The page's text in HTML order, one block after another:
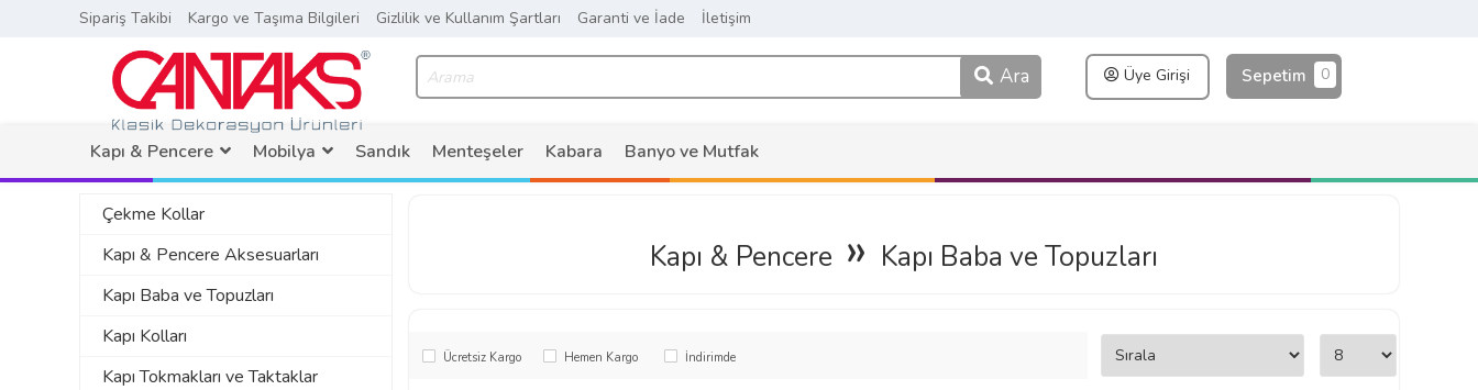
Sipariş Takibi Kargo ve Taşıma Bilgileri Gizlilik ve Kullanım Şartları Garanti ve İade İletişim
Ara Üye Girişi 0
Sepetim
Kapı & Pencere Mobilya Sandık Menteşeler Kabara Banyo ve Mutfak
Çekme Kollar
Kapı & Pencere Aksesuarları
Kapı Baba ve Topuzları
Kapı Kolları
Kapı Tokmakları ve Taktaklar
Kapı & Pencere » Kapı Baba ve Topuzları
Ücretsiz Kargo Hemen Kargo İndirimde